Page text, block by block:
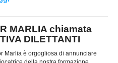
MARLIA chiamata
DILETTANTI
Marlia è orgogliosa di annunciare